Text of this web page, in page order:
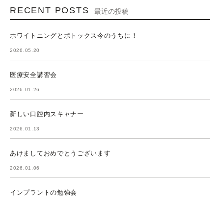
RECENT POSTS 最近の投稿
ホワイトニングとボトックス今のうちに！
2026.05.20
医療安全講習会
2026.01.26
新しい口腔内スキャナー
2026.01.13
あけましておめでとうございます
2026.01.06
インプラントの勉強会